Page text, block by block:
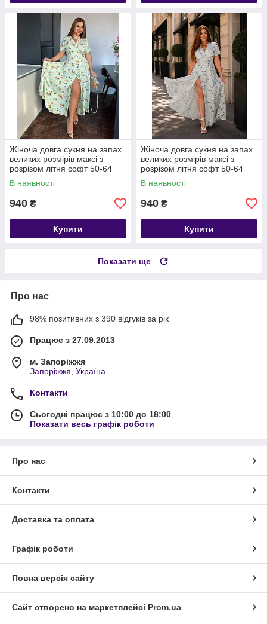
Жіноча довга сукня на запах
великих розмірів максі з
розрізом літня софт 50-64
В наявності
940 ₴
Купити
Жіноча довга сукня на запах
великих розмірів максі з
розрізом літня софт 50-64
В наявності
940 ₴
Купити
Показати ще
Про нас
98% позитивних з 390 відгуків за рік
Працює з 27.09.2013
м. Запоріжжя
Запоріжжя, Україна
Контакти
Сьогодні працює з 10:00 до 18:00
Показати весь графік роботи
Про нас
Контакти
Доставка та оплата
Графік роботи
Повна версія сайту
Сайт створено на маркетплейсі Prom.ua